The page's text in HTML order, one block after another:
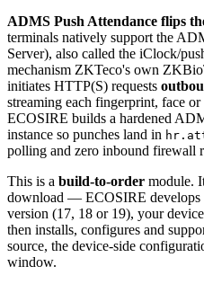
ADMS Push Attendance flips
terminals natively support the
Server), also called the iClock/
mechanism ZKTeco's own
initiates HTTP(S) requests
streaming each fingerprint, face
ECOSIRE builds a hardened
instance so punches land in
polling and zero inbound firewall
This is a build-to-order module.
download — ECOSIRE develops
version (17, 18 or 19), your
then installs, configures and
source, the device-side
window.